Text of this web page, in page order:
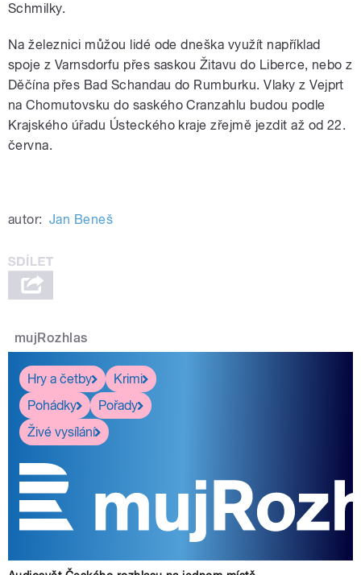
Schmilky.
Na železnici můžou lidé ode dneška využít například
spoje z Varnsdorfu přes saskou Žitavu do Liberce, nebo z
Děčína přes Bad Schandau do Rumburku. Vlaky z Vejprt
na Chomutovsku do saského Cranzahlu budou podle
Krajského úřadu Ústeckého kraje zřejmě jezdit až od 22.
června.
autor: Jan Beneš
mujRozhlas
Hry a četby
Krimi
Pohádky
Pořady
Živé vysílání